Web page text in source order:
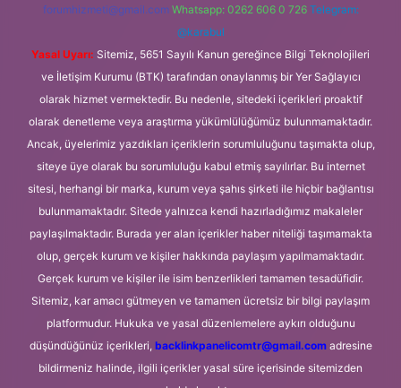
forumhizmeti@gmail.com Whatsapp: 0262 606 0 726 Telegram:
@karabul
Yasal Uyarı: Sitemiz, 5651 Sayılı Kanun gereğince Bilgi Teknolojileri
ve İletişim Kurumu (BTK) tarafından onaylanmış bir Yer Sağlayıcı
olarak hizmet vermektedir. Bu nedenle, sitedeki içerikleri proaktif
olarak denetleme veya araştırma yükümlülüğümüz bulunmamaktadır.
Ancak, üyelerimiz yazdıkları içeriklerin sorumluluğunu taşımakta olup,
siteye üye olarak bu sorumluluğu kabul etmiş sayılırlar. Bu internet
sitesi, herhangi bir marka, kurum veya şahıs şirketi ile hiçbir bağlantısı
bulunmamaktadır. Sitede yalnızca kendi hazırladığımız makaleler
paylaşılmaktadır. Burada yer alan içerikler haber niteliği taşımamakta
olup, gerçek kurum ve kişiler hakkında paylaşım yapılmamaktadır.
Gerçek kurum ve kişiler ile isim benzerlikleri tamamen tesadüfidir.
Sitemiz, kar amacı gütmeyen ve tamamen ücretsiz bir bilgi paylaşım
platformudur. Hukuka ve yasal düzenlemelere aykırı olduğunu
düşündüğünüz içerikleri, backlinkpanelicomtr@gmail.comadresine
bildirmeniz halinde, ilgili içerikler yasal süre içerisinde sitemizden